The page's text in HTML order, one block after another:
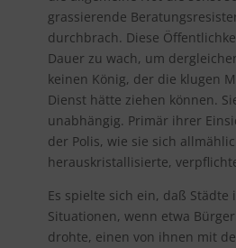
grassierende
durchbrach. Diese
Dauer zu wach, um
keinen König, der die klugen
Dienst hätte ziehen können.
unabhängig. Primär ihrer
der Polis, wie sie sich
herauskristallisierte,
Es spielte sich ein, daß Städte
Situationen, wenn etwa
drohte, einen von ihnen mit